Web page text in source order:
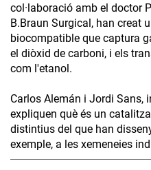
col·laboració amb el doctor
B.Braun Surgical, han creat
biocompatible que captura
el diòxid de carboni, i els
com l'etanol.
Carlos Alemán i Jordi Sans,
expliquen què és un
distintius del que han
exemple, a les xemeneies